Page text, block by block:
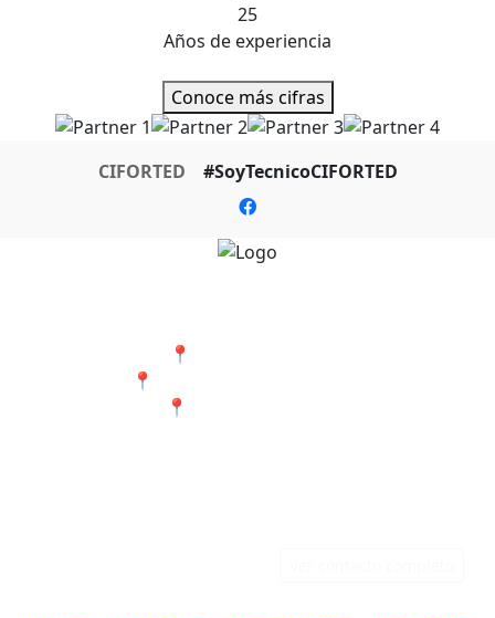
25
Años de experiencia
Conoce más cifras
CIFORTED #SoyTecnicoCIFORTED
📍 Cali - San Bosco
📍 Jamundí - Barrio Popular
📍 Tumaco - Nariño